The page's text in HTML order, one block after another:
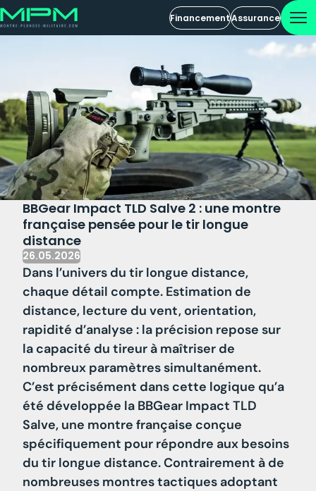
FinancementAssurance
BBGear Impact TLD Salve 2 : une montre
française pensée pour le tir longue
distance
26.05.2026
Dans l’univers du tir longue distance,
chaque détail compte. Estimation de
distance, lecture du vent, orientation,
rapidité d’analyse : la précision repose sur
la capacité du tireur à maîtriser de
nombreux paramètres simultanément.
C’est précisément dans cette logique qu’a
été développée la BBGear Impact TLD
Salve, une montre française conçue
spécifiquement pour répondre aux besoins
du tir longue distance. Contrairement à de
nombreuses montres tactiques adoptant